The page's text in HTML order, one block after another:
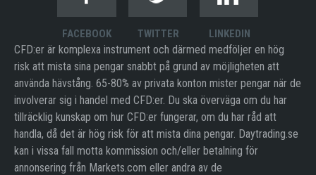
FACEBOOK TWITTER LINKEDIN
CFD:er är komplexa instrument och därmed medföljer en hög
risk att mista sina pengar snabbt på grund av möjligheten att
använda hävstång. 65-80% av privata konton mister pengar när de
involverar sig i handel med CFD:er. Du ska överväga om du har
tillräcklig kunskap om hur CFD:er fungerar, om du har råd att
handla, då det är hög risk för att mista dina pengar. Daytrading.se
kan i vissa fall motta kommission och/eller betalning för
annonsering från Markets.com eller andra av de